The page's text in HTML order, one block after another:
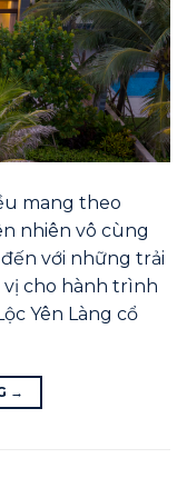
mang theo
nhiên vô cùng
với những trải
cho hành trình
Yên Làng cổ
→